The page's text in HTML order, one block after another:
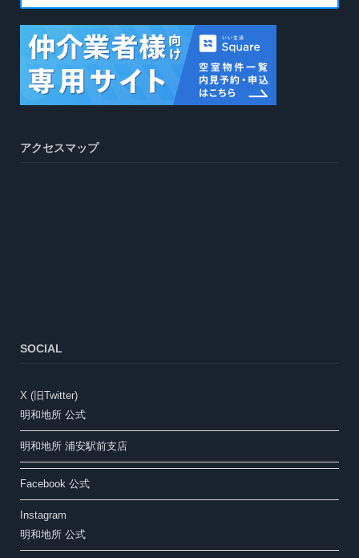
アクセスマップ
SOCIAL
X (旧Twitter)
明和地所 公式
明和地所 浦安駅前支店
Facebook 公式
Instagram
明和地所 公式